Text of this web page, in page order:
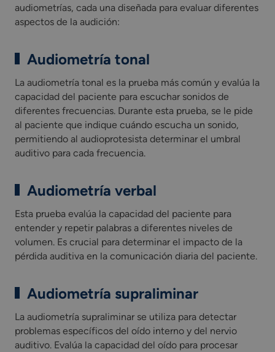
audiometrías, cada una diseñada para evaluar diferentes
aspectos de la audición:
Audiometría tonal
La audiometría tonal es la prueba más común y evalúa la
capacidad del paciente para escuchar sonidos de
diferentes frecuencias. Durante esta prueba, se le pide
al paciente que indique cuándo escucha un sonido,
permitiendo al audioprotesista determinar el umbral
auditivo para cada frecuencia.
Audiometría verbal
Esta prueba evalúa la capacidad del paciente para
entender y repetir palabras a diferentes niveles de
volumen. Es crucial para determinar el impacto de la
pérdida auditiva en la comunicación diaria del paciente.
Audiometría supraliminar
La audiometría supraliminar se utiliza para detectar
problemas específicos del oído interno y del nervio
auditivo. Evalúa la capacidad del oído para procesar